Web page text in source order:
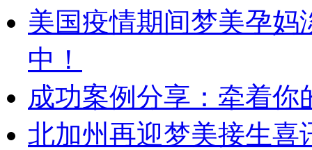
美国疫情期间梦美孕
中！
成功案例分享：牵着你
北加州再迎梦美接生喜